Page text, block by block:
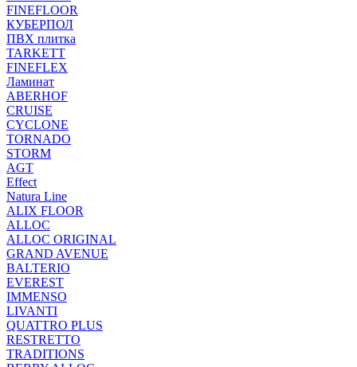
FINEFLOOR
КУБЕРПОЛ
ПВХ плитка
TARKETT
FINEFLEX
Ламинат
ABERHOF
CRUISE
CYCLONE
TORNADO
STORM
AGT
Effect
Natura Line
ALIX FLOOR
ALLOC
ALLOC ORIGINAL
GRAND AVENUE
BALTERIO
EVEREST
IMMENSO
LIVANTI
QUATTRO PLUS
RESTRETTO
TRADITIONS